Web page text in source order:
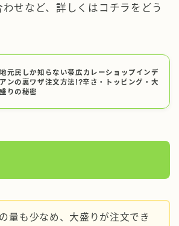
せなど、詳しくはコチラをどう
地元民しか知らない帯広カレーショップインデ
アンの裏ワザ注文方法!?辛さ・トッピング・大
盛りの秘密
量も少なめ、大盛りが注文でき